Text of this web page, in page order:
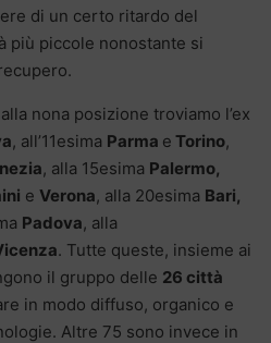
di un certo ritardo del
più piccole nonostante si
nona posizione troviamo l’ex
, all’11esima Parma e Torino,
, alla 15esima Palermo,
e Verona, alla 20esima Bari,
Padova, alla
. Tutte queste, insieme ai
il gruppo delle 26 città
in modo diffuso, organico e
Altre 75 sono invece in